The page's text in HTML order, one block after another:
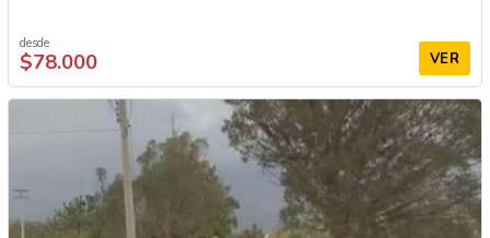
desde
$78.000 VER